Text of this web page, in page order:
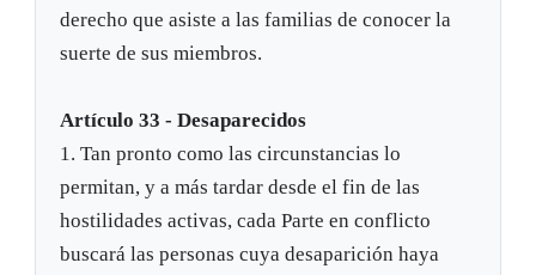
derecho que asiste a las familias de conocer la
suerte de sus miembros.
Artículo 33 - Desaparecidos
1. Tan pronto como las circunstancias lo
permitan, y a más tardar desde el fin de las
hostilidades activas, cada Parte en conflicto
buscará las personas cuya desaparición haya